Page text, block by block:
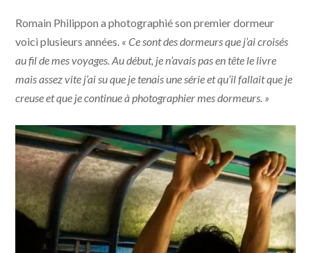
Romain Philippon a photographié son premier dormeur
voici plusieurs années. « Ce sont des dormeurs que j’ai croisés
au fil de mes voyages. Au début, je n’avais pas en tête le livre
mais assez vite j’ai su que je tenais une série et qu’il fallait que je
creuse et que je continue à photographier mes dormeurs. »